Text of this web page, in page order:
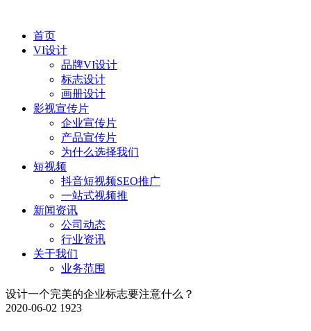
首页
VI设计
品牌VI设计
标志设计
画册设计
影视宣传片
企业宣传片
产品宣传片
为什么选择我们
短视频
抖音短视频SEO推广
一站式视频推
新闻资讯
公司动态
行业资讯
关于我们
业务范围
设计一个完美的企业标志要注意什么？
2020-06-02 1923